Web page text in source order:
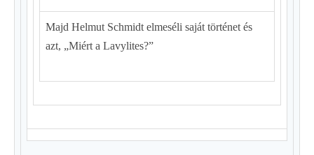
Majd Helmut Schmidt elmeséli saját történet és
azt, „Miért a Lavylites?”